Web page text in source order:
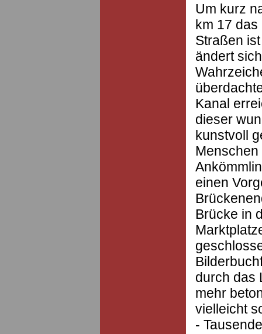
Um kurz
km 17 das
Straßen
ändert
Kanal
dieser
kunstvoll
einen
Brücke in
durch das
mehr
vielleicht
-